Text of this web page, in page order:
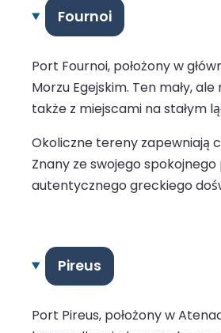
Fournoi
Port Fournoi, położony w
Morzu Egejskim. Ten mały,
także z miejscami na stałym
Okoliczne tereny zapewniają
Znany ze swojego
autentycznego greckiego
Pireus
Port Pireus, położony w